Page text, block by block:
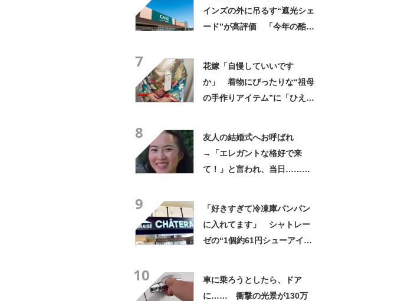
インズの外に吊るす“遮光シェ
ード”が高評価 「今年の酷暑
7
花嫁「自慢していいです
か」 着物にぴったりな“祖母
の手作りアイテム”に「ひえ
8
友人の結婚式へお呼ばれ
→「エレガントな格好で来
て！」と言われ、当日……ま
9
「好きすぎて冷凍庫パンパン
に入れてます」 シャトレー
ゼの“1個約61円シューアイ
10
車に乗ろうとしたら、ドア
に…… 衝撃の光景が130万